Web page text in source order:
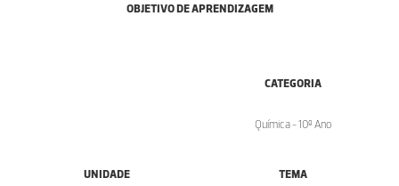
OBJETIVO DE APRENDIZAGEM
CATEGORIA
Química - 10º Ano
UNIDADE TEMA